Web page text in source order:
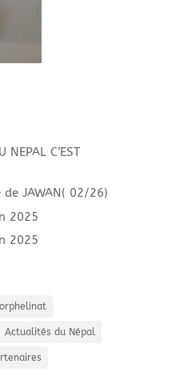
NEPAL C’EST
JAWAN( 02/26)
2025
2025
Actualités du Népal